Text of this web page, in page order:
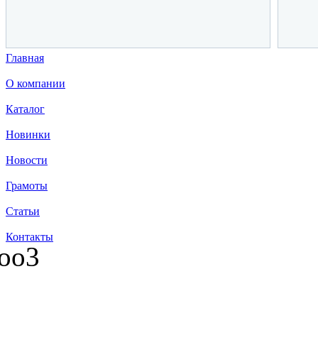
Главная
О компании
Каталог
Новинки
Новости
Грамоты
Статьи
Контакты